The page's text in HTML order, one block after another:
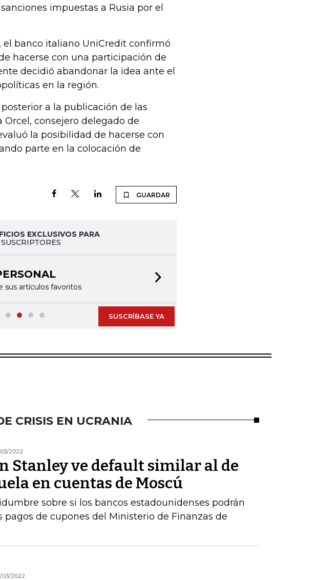
impuestas a Rusia por el
el banco italiano UniCredit confirmó
hacerse con una participación de
decidió abandonar la idea ante el
en la región.
a la publicación de las
consejero delegado de
la posibilidad de hacerse con
parte en la colocación de
GUARDAR
EXCLUSIVOS PARA
sus artículos favoritos
SUSCRÍBASE YA
CRISIS EN UCRANIA
2022
Stanley ve default similar al de
en cuentas de Moscú
sobre si los bancos estadounidenses podrán
pagos de cupones del Ministerio de Finanzas de
03/2022